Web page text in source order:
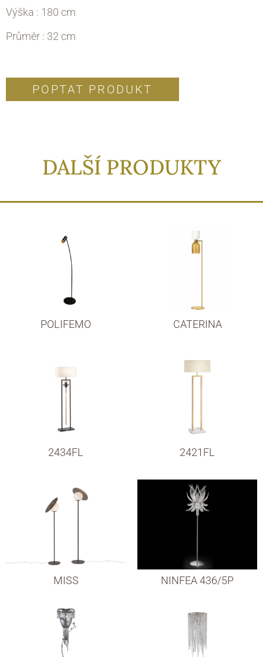
Výška : 180 cm
Průměr : 32 cm
POPTAT PRODUKT
DALŠÍ PRODUKTY
POLIFEMO CATERINA
2434FL 2421FL
MISS NINFEA 436/5P